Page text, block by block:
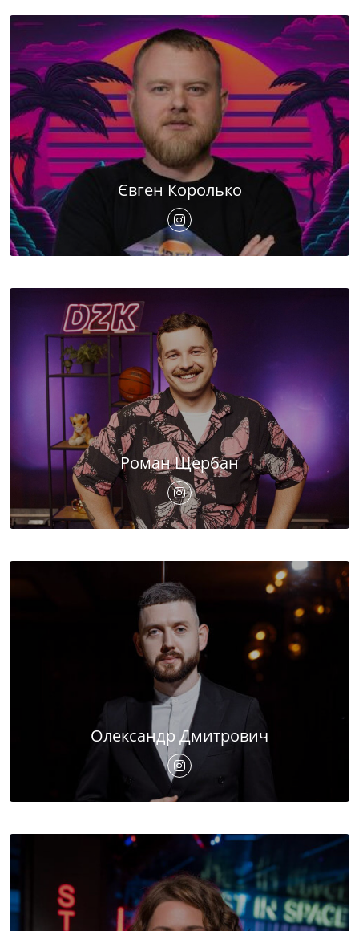
Євген Королько
Роман Щербан
Олександр Дмитрович